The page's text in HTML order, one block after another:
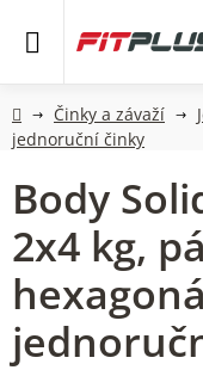
DomůČinky a závaží
jednoruční činky
Body
2x4 kg,